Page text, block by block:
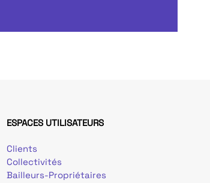
ESPACES UTILISATEURS
Clients
Collectivités
Bailleurs-Propriétaires